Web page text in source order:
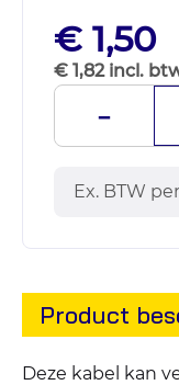
€ 1,50
€ 1,82 incl.
−
Ex. BTW
Product
Deze kabel kan